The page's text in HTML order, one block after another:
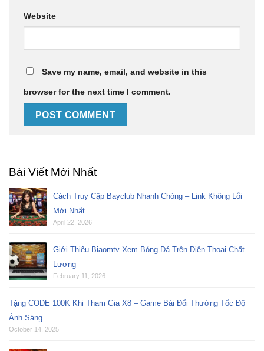
Website
Save my name, email, and website in this
browser for the next time I comment.
Bài Viết Mới Nhất
Cách Truy Cập Bayclub Nhanh Chóng – Link Không Lỗi
Mới Nhất
April 22, 2026
Giới Thiệu Biaomtv Xem Bóng Đá Trên Điện Thoại Chất
Lượng
February 11, 2026
Tặng CODE 100K Khi Tham Gia X8 – Game Bài Đổi Thưởng Tốc Độ
Ánh Sáng
October 14, 2025